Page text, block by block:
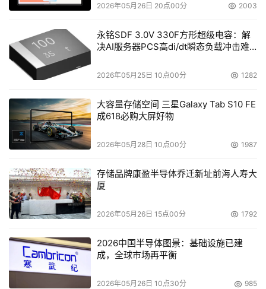
据时让CPU全速工作，而在处理简单任务（处理器占用率较
级别），有效地减少了处理器空闲时的功耗。这项源自笔记
本移动版处理器的功耗控制技术，在技嘉SR168服务器中发
挥了至关重要的作用。
DBS技术对于解决系统散热问题和降低整机功耗也具有
极其显著的功用。根据Intel公布的测试数据，采用DBS技术
可以平均节约能耗28%以上。功耗的降低大大减轻了散热系
GS-SR16还提供了先进的服务器管理功能，支持业内标
准IPMI1.5规范的服务器管理界面，通过使用技嘉GSM服务
亲临现场就可以自如操作。这从使用者的经济角度考虑，也
未尝不是一种成本上的节约。
2026年05月26日 20点00分 2003
永铭SDF 3.0V 330F方形超级电容：解
决AI服务器PCS高di/dt瞬态负载冲击难
2026年05月25日 10点00分 1282
大容量存储空间 三星Galaxy Tab S10 FE
成618必购大屏好物
2026年05月28日 10点00分 1987
存储品牌康盈半导体乔迁新址前海人寿大
厦
2026年05月26日 15点00分 1792
2026中国半导体图景：基础设施已建
成，全球市场再平衡
2026年05月26日 10点30分 985